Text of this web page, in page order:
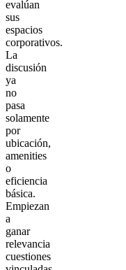
evalúan
sus
espacios
corporativos.
La
discusión
ya
no
pasa
solamente
por
ubicación,
amenities
o
eficiencia
básica.
Empiezan
a
ganar
relevancia
cuestiones